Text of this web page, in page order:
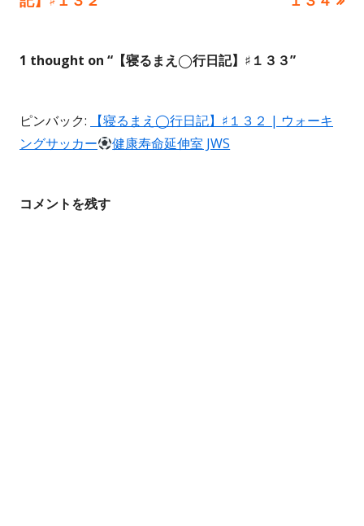
ナ
ゲ
ー
1 thought on “ 【寝るまえ◯行日記】♯１３３”
ピンバック:
【寝るまえ◯行日記】♯１３２ | ウォーキ
ングサッカー
健康寿命延伸室 JWS
コメントを残す